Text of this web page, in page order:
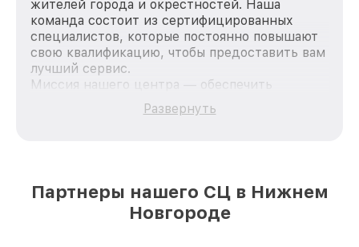
жителей города и окрестностей. Наша
команда состоит из сертифицированных
специалистов, которые постоянно повышают
свою квалификацию, чтобы предоставить вам
лучший сервис.
Миссия нашего центра — обеспечить
качественный и доступный ремонт для
каждого пользователя продукции Pard, вне
лучшим сервисным центром Pard в городе
Нижнем Новгороде, постоянно повышая
Развернуть
Партнеры нашего СЦ в Нижнем
Новгороде